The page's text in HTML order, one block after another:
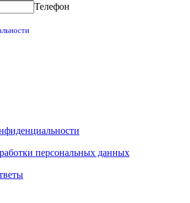
Телефон
персональных данных